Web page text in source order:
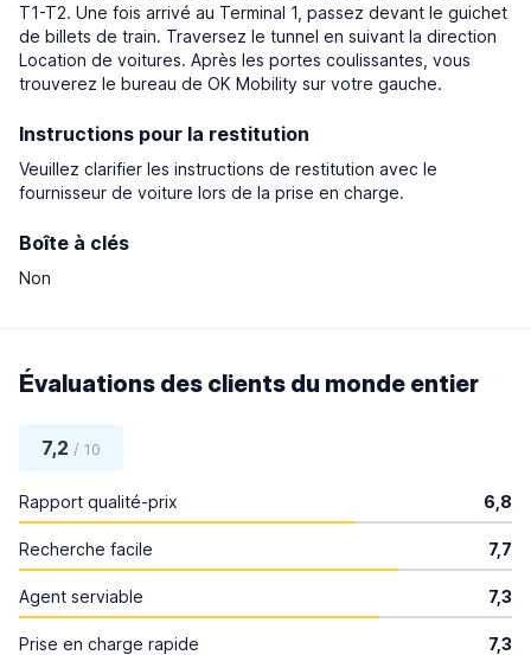
T1-T2. Une fois arrivé au Terminal 1, passez devant le guichet
de billets de train. Traversez le tunnel en suivant la direction
Location de voitures. Après les portes coulissantes, vous
trouverez le bureau de OK Mobility sur votre gauche.
Instructions pour la restitution
Veuillez clarifier les instructions de restitution avec le
fournisseur de voiture lors de la prise en charge.
Boîte à clés
Non
Évaluations des clients du monde entier
7,2 / 10
Rapport qualité-prix 6,8
Recherche facile 7,7
Agent serviable 7,3
Prise en charge rapide 7,3